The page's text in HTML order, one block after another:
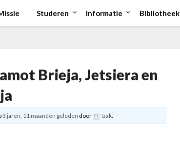
Studeren Informatie Bibliotheek
Brieja, Jetsiera en
3 jaren, 11 maanden geleden door Izak.